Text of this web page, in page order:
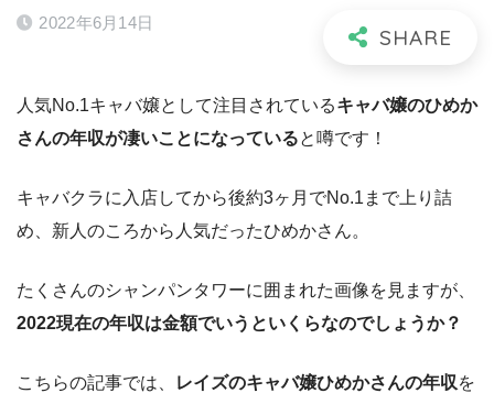
2022年6月14日
人気No.1キャバ嬢として注目されているキャバ嬢のひめか
さんの年収が凄いことになっていると噂です！
キャバクラに入店してから後約3ヶ月でNo.1まで上り詰
め、新人のころから人気だったひめかさん。
たくさんのシャンパンタワーに囲まれた画像を見ますが、
2022現在の年収は金額でいうといくらなのでしょうか？
こちらの記事では、 レイズのキャバ嬢ひめかさんの年収 を